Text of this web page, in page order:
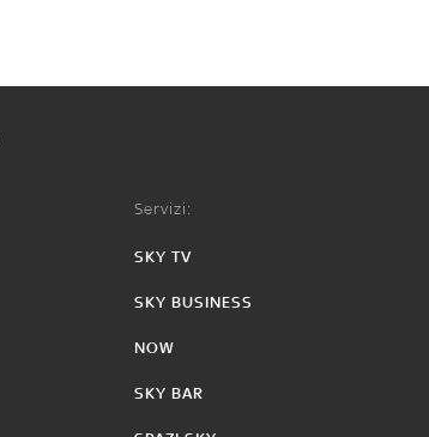
Servizi:
SKY TV
SKY BUSINESS
NOW
SKY BAR